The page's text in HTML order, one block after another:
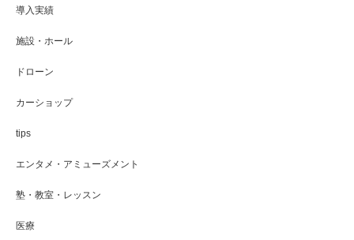
導入実績
施設・ホール
ドローン
カーショップ
tips
エンタメ・アミューズメント
塾・教室・レッスン
医療